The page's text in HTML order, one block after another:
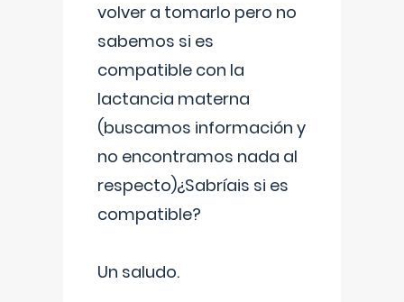
volver a tomarlo pero no
sabemos si es
compatible con la
lactancia materna
(buscamos información y
no encontramos nada al
respecto)¿Sabríais si es
compatible?
Un saludo.